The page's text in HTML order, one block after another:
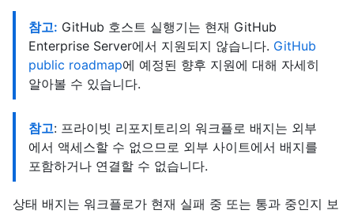
참고: GitHub 호스트 실행기는 현재 GitHub
Enterprise Server에서 지원되지 않습니다. GitHub
public roadmap에 예정된 향후 지원에 대해 자세히
알아볼 수 있습니다.
참고: 프라이빗 리포지토리의 워크플로 배지는 외부
에서 액세스할 수 없으므로 외부 사이트에서 배지를
포함하거나 연결할 수 없습니다.
상태 배지는 워크플로가 현재 실패 중 또는 통과 중인지 보